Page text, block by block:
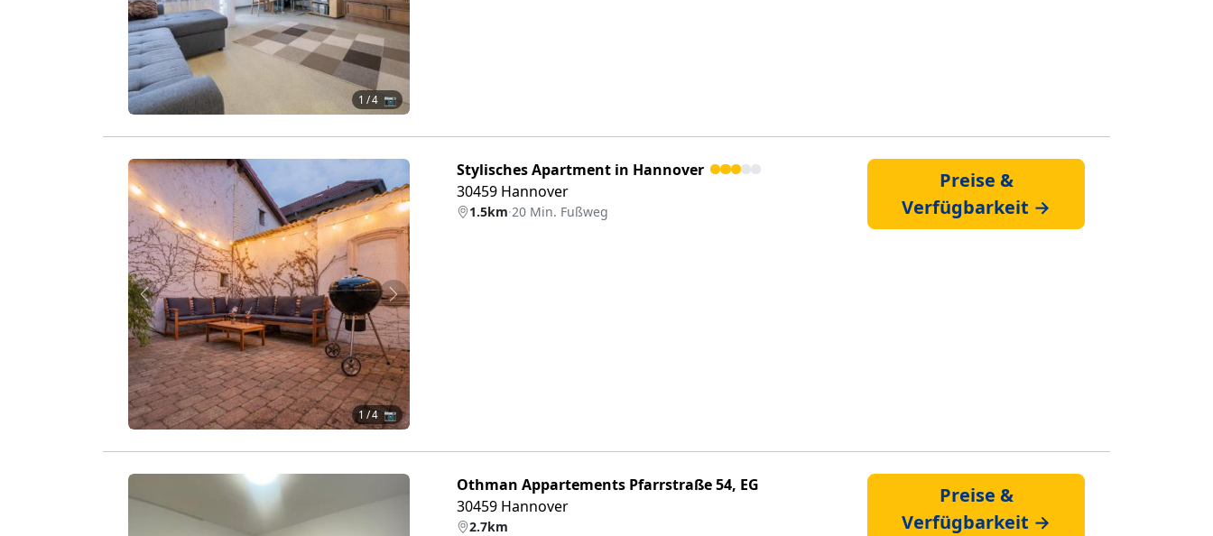
1 / 4 📷
Zurück Weiter
1 / 4 📷
Stylisches Apartment in Hannover
30459 Hannover
1.5km·20 Min. Fußweg
Preise &
Verfügbarkeit →
Othman Appartements Pfarrstraße 54, EG
30459 Hannover
2.7km
Preise &
Verfügbarkeit →